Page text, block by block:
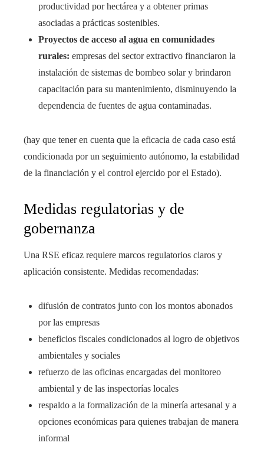
productividad por hectárea y a obtener primas
asociadas a prácticas sostenibles.
Proyectos de acceso al agua en comunidades
rurales: empresas del sector extractivo financiaron la
instalación de sistemas de bombeo solar y brindaron
capacitación para su mantenimiento, disminuyendo la
dependencia de fuentes de agua contaminadas.
(hay que tener en cuenta que la eficacia de cada caso está
condicionada por un seguimiento autónomo, la estabilidad
de la financiación y el control ejercido por el Estado).
Medidas regulatorias y de
gobernanza
Una RSE eficaz requiere marcos regulatorios claros y
aplicación consistente. Medidas recomendadas:
difusión de contratos junto con los montos abonados
por las empresas
beneficios fiscales condicionados al logro de objetivos
ambientales y sociales
refuerzo de las oficinas encargadas del monitoreo
ambiental y de las inspectorías locales
respaldo a la formalización de la minería artesanal y a
opciones económicas para quienes trabajan de manera
informal